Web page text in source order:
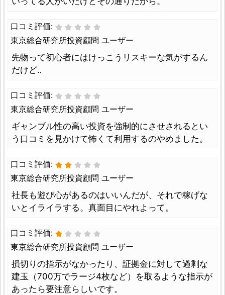
口コミ評価:
東京総合研究所投資顧問 ユーザー
先物って初心者にはけっこうリスキーな気がするん
だけど‥
口コミ評価:
東京総合研究所投資顧問 ユーザー
ギャンブル性の高い投資を強制的にさせされるとい
う口コミを見かけて怖くて利用するのやめました。
口コミ評価:
東京総合研究所投資顧問 ユーザー
社長も遊び心があるのはいいんだが、それで稼げな
いとイライラする。真面目にやれよって。
口コミ評価:
東京総合研究所投資顧問 ユーザー
損切りの指示がなかったり、証拠金に対して過剰な
建玉（700万でラージ4枚など）を取るような指示が
あったら要注意らしいです。